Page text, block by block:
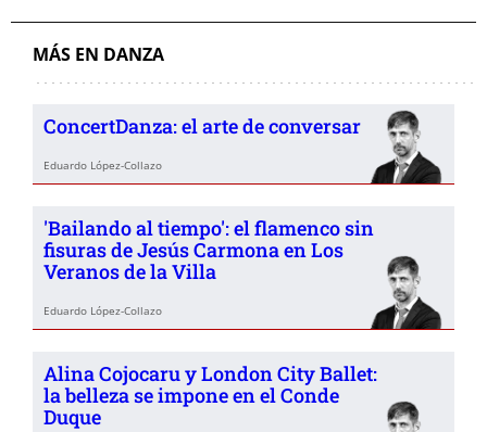
MÁS EN DANZA
ConcertDanza: el arte de conversar
Eduardo López-Collazo
'Bailando al tiempo': el flamenco sin
fisuras de Jesús Carmona en Los
Veranos de la Villa
Eduardo López-Collazo
Alina Cojocaru y London City Ballet:
la belleza se impone en el Conde
Duque